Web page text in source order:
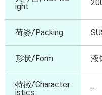
ight
荷姿/Packing
形状/Form 液
特徴/Character
istics
–